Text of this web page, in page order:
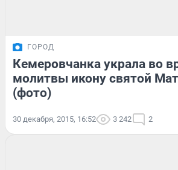
ГОРОД
Кемеровчанка украла во
молитвы икону святой
(фото)
30 декабря, 2015, 16:52 3 242 2